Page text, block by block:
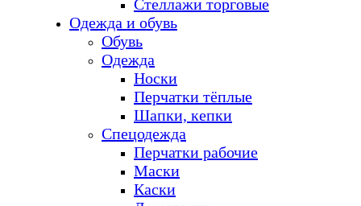
Стеллажи торговые
Одежда и обувь
Обувь
Одежда
Носки
Перчатки тёплые
Шапки, кепки
Спецодежда
Перчатки рабочие
Маски
Каски